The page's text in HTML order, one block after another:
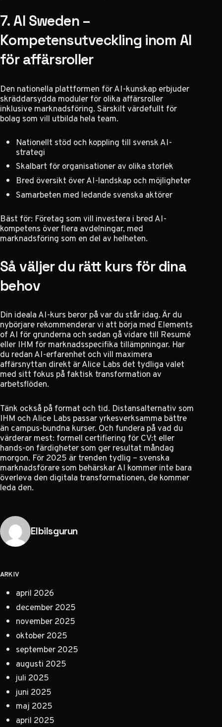
7. AI Sweden –
Kompetensutveckling inom AI
för affärsroller
Den nationella plattformen för AI-kunskap erbjuder
skräddarsydda moduler för olika affärsroller
inklusive marknadsföring. Särskilt värdefullt för
bolag som vill utbilda hela team.
Nationellt stöd och koppling till svensk AI-
strategi
Skalbart för organisationer av olika storlek
Bred översikt över AI-landskap och möjligheter
Samarbeten med ledande svenska aktörer
Bäst för: Företag som vill investera i bred AI-
kompetens över flera avdelningar, med
marknadsföring som en del av helheten.
Så väljer du rätt kurs för dina
behov
Din ideala AI-kurs beror på var du står idag. Är du
nybörjare rekommenderar vi att börja med Elements
of AI för grunderna och sedan gå vidare till Resumé
eller IHM för marknadsspecifika tillämpningar. Har
du redan AI-erfarenhet och vill maximera
affärsnyttan direkt är Alice Labs det tydliga valet
med sitt fokus på faktisk transformation av
arbetsflöden.
Tänk också på format och tid. Distansalternativ som
IHM och Alice Labs passar yrkesverksamma bättre
än campus-bundna kurser. Och fundera på vad du
värderar mest: formell certifiering för CV:t eller
hands-on färdigheter som ger resultat måndag
morgon. För 2025 är trenden tydlig – svenska
marknadsförare som behärskar AI kommer inte bara
överleva den digitala transformationen, de kommer
leda den.
Publicerad av
Elbilsgurun
ARKIV
april 2026
december 2025
november 2025
oktober 2025
september 2025
augusti 2025
juli 2025
juni 2025
maj 2025
april 2025